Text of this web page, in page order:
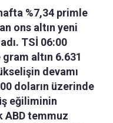
%7,34 primle
ons altın yeni
TSİ 06:00
altın 6.631
devamı
doların üzerinde
eğiliminin
ABD temmuz